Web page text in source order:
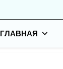
ГЛАВНАЯ